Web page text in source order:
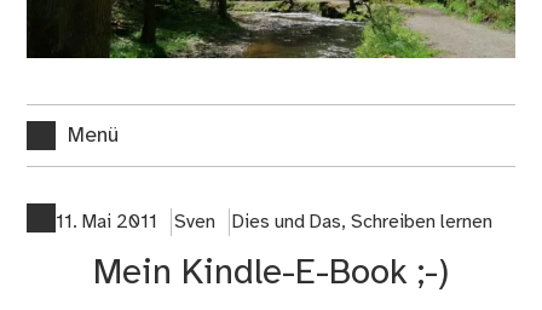
Menü
11. Mai 2011 Sven Dies und Das, Schreiben lernen
Mein Kindle-E-Book ;-)